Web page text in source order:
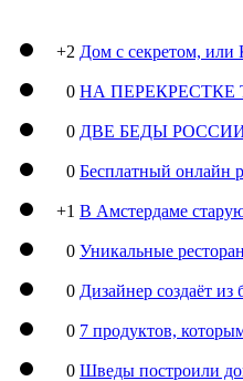
+2 Дом с секретом, или
0 НА ПЕРЕКРЕСТКЕ
0 ДВЕ БЕДЫ
0 Бесплатный онлайн
+1 В Амстердаме
0 Уникальные
0 Дизайнер создаёт
0 7 продуктов,
0 Шведы построили